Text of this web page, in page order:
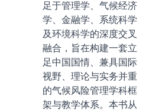
足于管理学、气候经济
学、金融学、系统科学
及环境科学的深度交叉
融合，旨在构建一套立
足中国国情、兼具国际
视野、理论与实务并重
的气候风险管理学科框
架与教学体系。本书从